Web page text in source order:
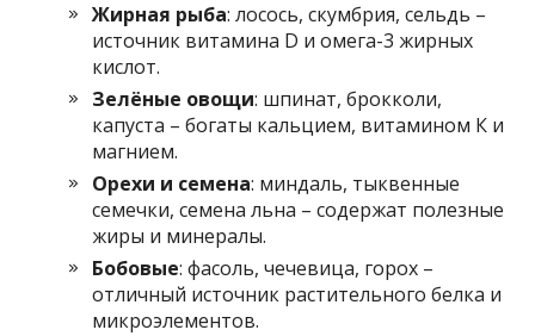
Жирная рыба: лосось, скумбрия, сельдь –
источник витамина D и омега-3 жирных
кислот.
Зелёные овощи: шпинат, брокколи,
капуста – богаты кальцием, витамином К и
магнием.
Орехи и семена: миндаль, тыквенные
семечки, семена льна – содержат полезные
жиры и минералы.
Бобовые: фасоль, чечевица, горох –
отличный источник растительного белка и
микроэлементов.